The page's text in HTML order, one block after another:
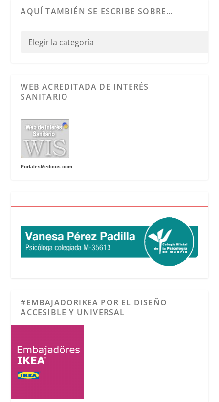
AQUÍ TAMBIÉN SE ESCRIBE SOBRE…
WEB ACREDITADA DE INTERÉS
SANITARIO
PortalesMedicos.com
#EMBAJADORIKEA POR EL DISEÑO
ACCESIBLE Y UNIVERSAL